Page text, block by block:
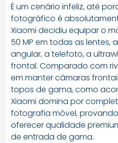
É um cenário infeliz, até
fotográfico é
Xiaomi decidiu equipar o
50 MP em todas as
angular, a telefoto, a
frontal. Comparado com
em manter câmaras
topos de gama, como
Xiaomi domina por
fotografia móvel,
oferecer qualidade
de entrada de gama.